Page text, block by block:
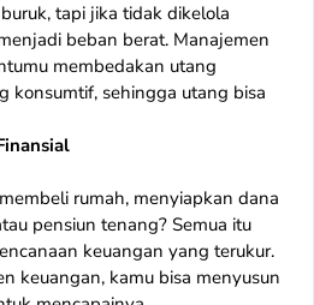
tapi jika tidak dikelola
beban berat. Manajemen
membedakan utang
konsumtif, sehingga utang bisa
rumah, menyiapkan dana
pensiun tenang? Semua itu
keuangan yang terukur.
keuangan, kamu bisa menyusun